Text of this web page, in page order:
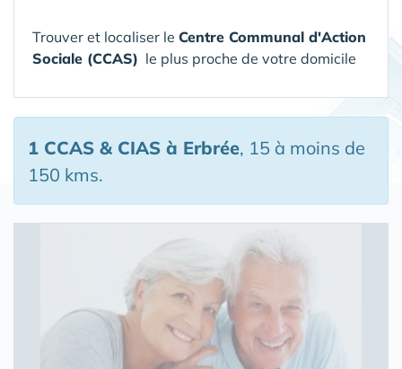
Trouver et localiser le Centre Communal d'Action
Sociale (CCAS) le plus proche de votre domicile
1 CCAS & CIAS à Erbrée, 15 à moins de
150 kms.